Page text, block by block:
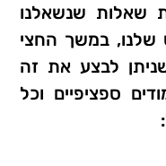
שאלות שנשאלנו
שלנו, במשך החצי
לבצע את זה
ספציפיים וכל